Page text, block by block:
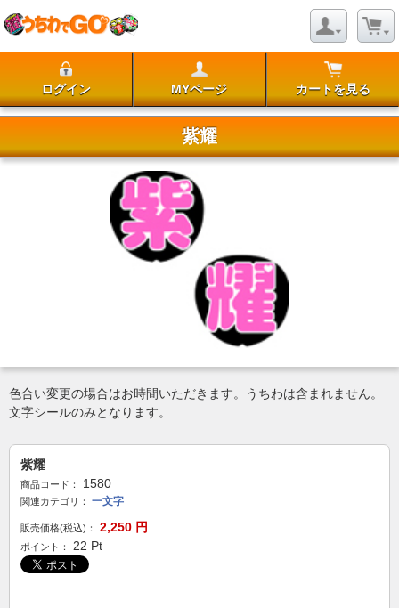
ログイン MYページ カートを見る
紫耀
色合い変更の場合はお時間いただきます。うちわは含まれません。
文字シールのみとなります。
紫耀
商品コード： 1580
関連カテゴリ： 一文字
販売価格(税込)： 2,250 円
ポイント： 22 Pt